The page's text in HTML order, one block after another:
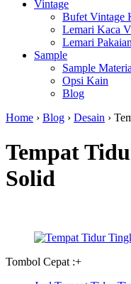
Vintage
Bufet Vintage
Lemari Kaca
Lemari
Sample
Sample
Opsi Kain
Blog
Home › Blog › Desain ›
Tempat
Solid
Tombol Cepat :+